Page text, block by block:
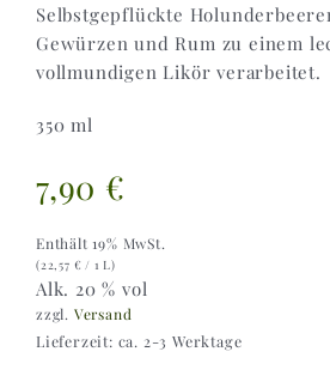
Selbstgepflückte
Gewürzen und Rum zu einem
vollmundigen Likör verarbeitet.
350 ml
7,90 €
Enthält 19% MwSt.
(22,57 € / 1 L)
Alk. 20 % vol
zzgl. Versand
Lieferzeit: ca. 2-3 Werktage